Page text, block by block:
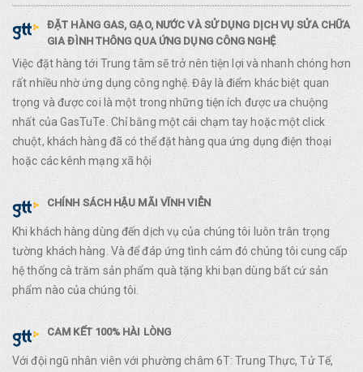
ĐẶT HÀNG GAS, GẠO, NƯỚC VÀ SỬ DỤNG DỊCH VỤ SỬA CHỮA
GIA ĐÌNH THÔNG QUA ỨNG DỤNG CÔNG NGHỆ
Việc đặt hàng tới Trung tâm sẽ trở nên tiện lợi và nhanh chóng hơn
rất nhiều nhờ ứng dụng công nghệ. Đây là điểm khác biệt quan
trọng và được coi là một trong những tiện ích được ưa chuộng
nhất của GasTuTe. Chỉ bằng một cái chạm tay hoặc một click
chuột, khách hàng đã có thể đặt hàng qua ứng dụng điện thoại
hoặc các kênh mạng xã hội
CHÍNH SÁCH HẬU MÃI VĨNH VIỄN
Khi khách hàng dùng đến dịch vụ của chúng tôi luôn trân trọng
tường khách hàng. Và để đáp ứng tình cảm đó chúng tôi cung cấp
hệ thống cà trăm sản phẩm quà tặng khi bạn dùng bất cứ sản
phẩm nào của chúng tôi.
CAM KẾT 100% HÀI LÒNG
Với đội ngũ nhân viên với phường châm 6T: Trung Thực, Tử Tế,